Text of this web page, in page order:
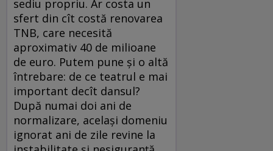
sediu propriu. Ar costa un
sfert din cît costă renovarea
TNB, care necesită
aproximativ 40 de milioane
de euro. Putem pune şi o altă
întrebare: de ce teatrul e mai
important decît dansul?
După numai doi ani de
normalizare, acelaşi domeniu
ignorat ani de zile revine la